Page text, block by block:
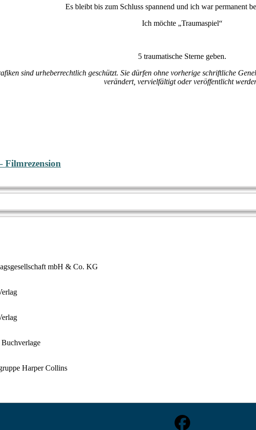
Es bleibt bis zum Schluss spannend und ich war permanent
Ich möchte „Traumaspiel“
5 traumatische Sterne geben.
sind urheberrechtlich geschützt. Sie dürfen ohne vorherige schriftliche
verändert, vervielfältigt oder veröffentlicht
Filmrezension
mbH & Co. KG
Harper Collins